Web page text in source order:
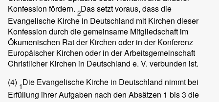
Konfession fördern. 2Das setzt voraus, dass die
Evangelische Kirche in Deutschland mit Kirchen dieser
Konfession durch die gemeinsame Mitgliedschaft im
Ökumenischen Rat der Kirchen oder in der Konferenz
Europäischer Kirchen oder in der Arbeitsgemeinschaft
Christlicher Kirchen in Deutschland e. V. verbunden ist.
(4) 1Die Evangelische Kirche in Deutschland nimmt bei
Erfüllung ihrer Aufgaben nach den Absätzen 1 bis 3 die